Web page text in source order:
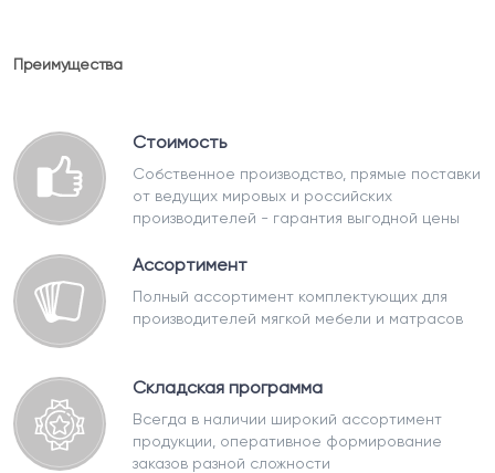
Преимущества
Стоимость
Собственное производство, прямые поставки
от ведущих мировых и российских
производителей - гарантия выгодной цены
Ассортимент
Полный ассортимент комплектующих для
производителей мягкой мебели и матрасов
Складская программа
Всегда в наличии широкий ассортимент
продукции, оперативное формирование
заказов разной сложности